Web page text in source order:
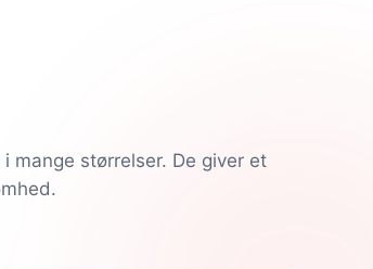
mange størrelser. De giver et